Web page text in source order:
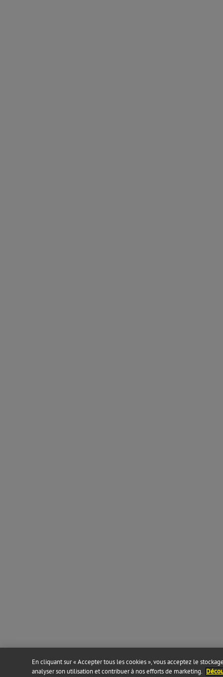
En cliquant sur « Accepter tous les cookies », vous acceptez le
analyser son utilisation et contribuer à nos efforts de marketing.